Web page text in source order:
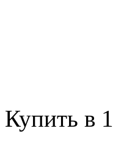
Купить в